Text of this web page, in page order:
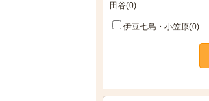
田谷(0)
伊豆七島・小笠原(0)